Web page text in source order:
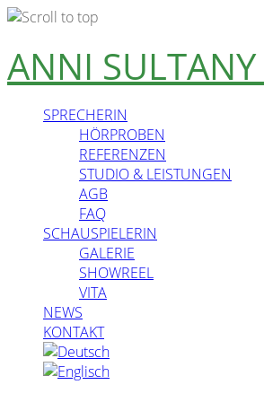
Skip
to
content
ANNI SULTANY
SPRECHERIN
HÖRPROBEN
REFERENZEN
STUDIO & LEISTUNGEN
AGB
FAQ
SCHAUSPIELERIN
GALERIE
SHOWREEL
VITA
NEWS
KONTAKT